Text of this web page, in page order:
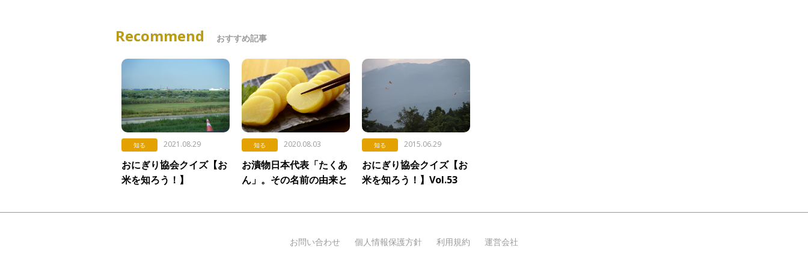
Recommend おすすめ記事
知る 2021.08.29
おにぎり協会クイズ【お
米を知ろう！】
事情」
知る 2020.08.03
お漬物日本代表「たくあ
ん」。その名前の由来と
知る 2015.06.29
おにぎり協会クイズ【お
米を知ろう！】Vol.53
お問い合わせ 個人情報保護方針 利用規約 運営会社